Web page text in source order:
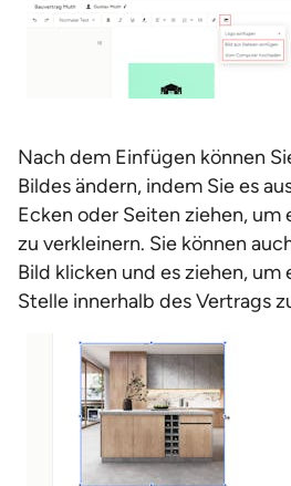
Nach dem Einfügen können
Bildes ändern, indem Sie es
Ecken oder Seiten ziehen, um
zu verkleinern. Sie können
Bild klicken und es ziehen, um
Stelle innerhalb des Vertrags